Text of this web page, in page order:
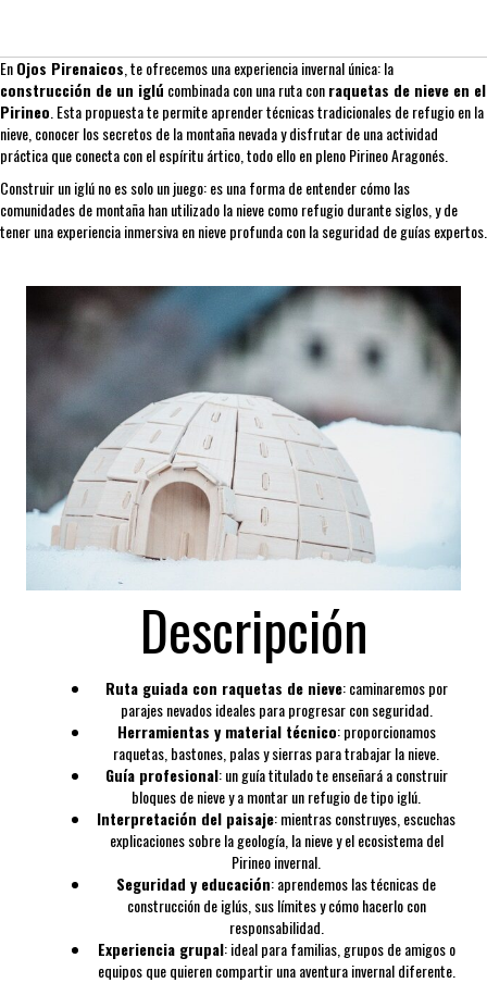
EnOjos Pirenaicos , te ofrecemos una experiencia invernal única: la
construcción de un iglú combinada con una ruta conraquetas de nieve en el
Pirineo . Esta propuesta te permite aprender técnicas tradicionales de refugio en la
nieve, conocer los secretos de la montaña nevada y disfrutar de una actividad
práctica que conecta con el espíritu ártico, todo ello en pleno Pirineo Aragonés.
Construir un iglú no es solo un juego: es una forma de entender cómo las
comunidades de montaña han utilizado la nieve como refugio durante siglos, y de
tener una experiencia inmersiva en nieve profunda con la seguridad de guías expertos.
Descripción
Ruta guiada con raquetas de nieve: caminaremos por
parajes nevados ideales para progresar con seguridad.
Herramientas y material técnico: proporcionamos
raquetas, bastones, palas y sierras para trabajar la nieve.
Guía profesional: un guía titulado te enseñará a construir
bloques de nieve y a montar un refugio de tipo iglú.
Interpretación del paisaje: mientras construyes, escuchas
explicaciones sobre la geología, la nieve y el ecosistema del
Pirineo invernal.
Seguridad y educación: aprendemos las técnicas de
construcción de iglús, sus límites y cómo hacerlo con
responsabilidad.
Experiencia grupal: ideal para familias, grupos de amigos o
equipos que quieren compartir una aventura invernal diferente.